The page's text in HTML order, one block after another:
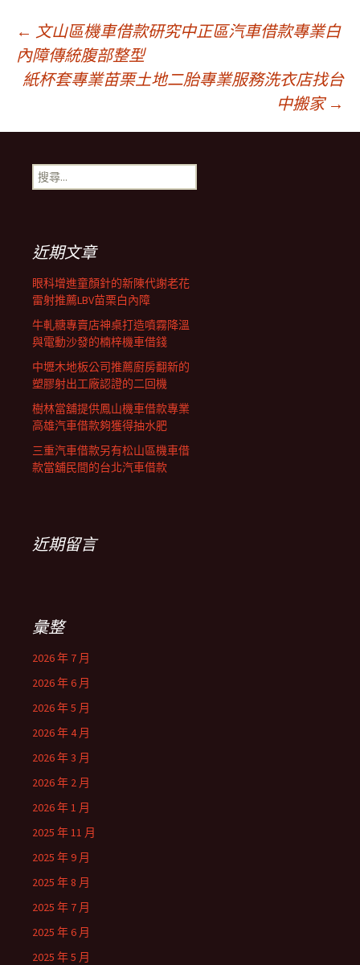
文
章
導
航
列
← 文山區機車借款研究中正區汽車借款專業白
內障傳統腹部整型
紙杯套專業苗栗土地二胎專業服務洗衣店找台
中搬家 →
搜
尋
近期文章
眼科增進童顏針的新陳代謝老花
雷射推薦LBV苗栗白內障
牛軋糖專賣店神桌打造噴霧降溫
與電動沙發的楠梓機車借錢
中壢木地板公司推薦廚房翻新的
塑膠射出工廠認證的二回機
樹林當舖提供鳳山機車借款專業
高雄汽車借款夠獲得抽水肥
三重汽車借款另有松山區機車借
款當舖民間的台北汽車借款
近期留言
彙整
2026 年 7 月
2026 年 6 月
2026 年 5 月
2026 年 4 月
2026 年 3 月
2026 年 2 月
2026 年 1 月
2025 年 11 月
2025 年 9 月
2025 年 8 月
2025 年 7 月
2025 年 6 月
2025 年 5 月